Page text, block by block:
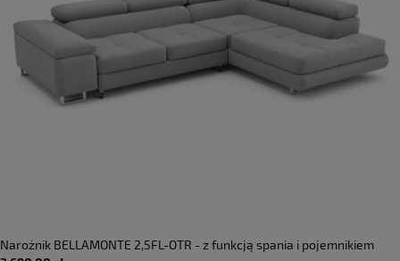
Narożnik BELLAMONTE 2,5FL-OTR - z funkcją spania i pojemnikiem